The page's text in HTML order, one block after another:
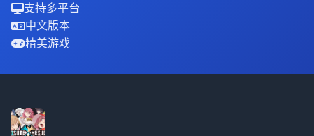
支持多平台
中文版本
精美游戏